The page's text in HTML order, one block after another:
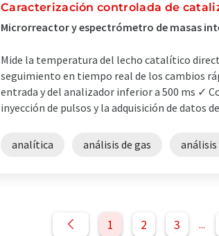
Caracterización controlada de
Microrreactor y espectrómetro de masas
Mide la temperatura del lecho catalítico
seguimiento en tiempo real de los cambios
entrada y del analizador inferior a 500 ms ✓
inyección de pulsos y la adquisición de datos
analítica análisis de gas análisis
1 2 3 ...